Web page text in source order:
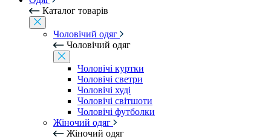
Каталог товарів
Чоловічий одяг
Чоловічий одяг
Чоловічі куртки
Чоловічі светри
Чоловічі худі
Чоловічі світшоти
Чоловічі футболки
Жіночий одяг
Жіночий одяг